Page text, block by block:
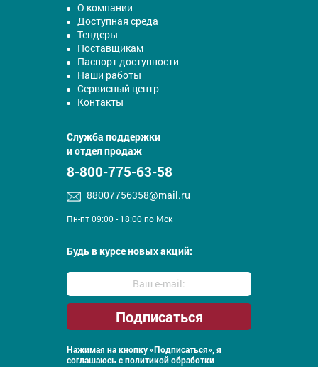
О компании
Доступная среда
Тендеры
Поставщикам
Паспорт доступности
Наши работы
Сервисный центр
Контакты
Служба поддержки
и отдел продаж
8-800-775-63-58
88007756358@mail.ru
Пн-пт 09:00 - 18:00 по Мск
Будь в курсе новых акций:
Нажимая на кнопку «Подписаться», я
соглашаюсь с политикой обработки